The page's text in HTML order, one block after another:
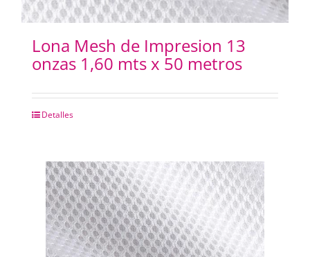
Lona Mesh de Impresion 13
onzas 1,60 mts x 50 metros
Detalles